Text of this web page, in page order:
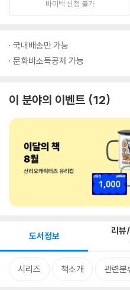
바이백 신청 불가
국내배송만 가능
문화비소득공제 가능
이 분야의 이벤트 12
도서정보 리뷰
시리즈 책소개 관련분